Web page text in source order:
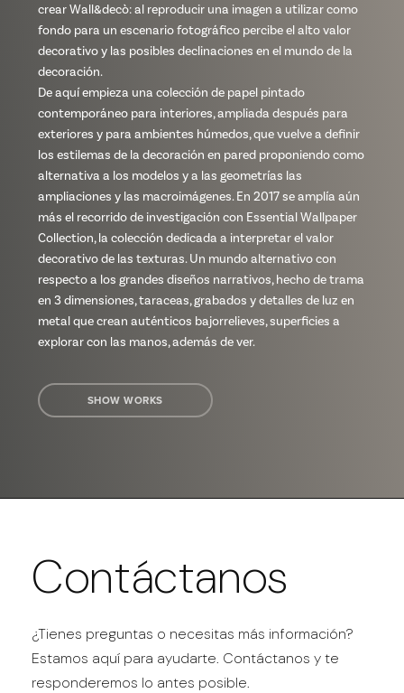
crear Wall&decò: al reproducir una imagen a utilizar como
fondo para un escenario fotográfico percibe el alto valor
decorativo y las posibles declinaciones en el mundo de la
decoración.
De aquí empieza una colección de papel pintado
contemporáneo para interiores, ampliada después para
exteriores y para ambientes húmedos, que vuelve a definir
los estilemas de la decoración en pared proponiendo como
alternativa a los modelos y a las geometrías las
ampliaciones y las macroimágenes. En 2017 se amplía aún
más el recorrido de investigación con Essential Wallpaper
Collection, la colección dedicada a interpretar el valor
decorativo de las texturas. Un mundo alternativo con
respecto a los grandes diseños narrativos, hecho de trama
en 3 dimensiones, taraceas, grabados y detalles de luz en
metal que crean auténticos bajorrelieves, superficies a
explorar con las manos, además de ver.
SHOW WORKS
Contáctanos
¿Tienes preguntas o necesitas más información?
Estamos aquí para ayudarte. Contáctanos y te
responderemos lo antes posible.